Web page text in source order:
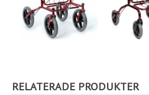
RELATERADE PRODUKTER